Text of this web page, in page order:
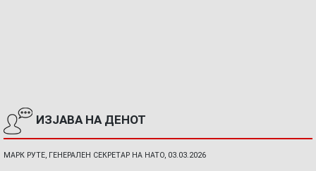
ИЗЈАВА НА ДЕНОТ
МАРК РУТЕ, ГЕНЕРАЛЕН СЕКРЕТАР НА НАТО, 03.03.2026